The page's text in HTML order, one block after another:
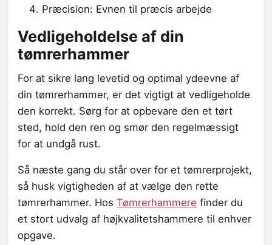
Præcision: Evnen til præcis arbejde
Vedligeholdelse af din
tømrerhammer
For at sikre lang levetid og optimal ydeevne af
din tømrerhammer, er det vigtigt at vedligeholde
den korrekt. Sørg for at opbevare den et tørt
sted, hold den ren og smør den regelmæssigt
for at undgå rust.
Så næste gang du står over for et tømrerprojekt,
så husk vigtigheden af at vælge den rette
tømrerhammer. Hos Tømrerhammere finder du
et stort udvalg af højkvalitetshammere til enhver
opgave.